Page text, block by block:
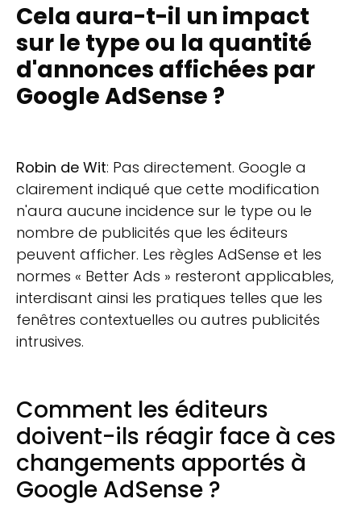
Cela aura-t-il un impact
sur le type ou la quantité
d'annonces affichées par
Google AdSense ?
Robin de Wit: Pas directement. Google a
clairement indiqué que cette modification
n'aura aucune incidence sur le type ou le
nombre de publicités que les éditeurs
peuvent afficher. Les règles AdSense et les
normes « Better Ads » resteront applicables,
interdisant ainsi les pratiques telles que les
fenêtres contextuelles ou autres publicités
intrusives.
Comment les éditeurs
doivent-ils réagir face à ces
changements apportés à
Google AdSense ?